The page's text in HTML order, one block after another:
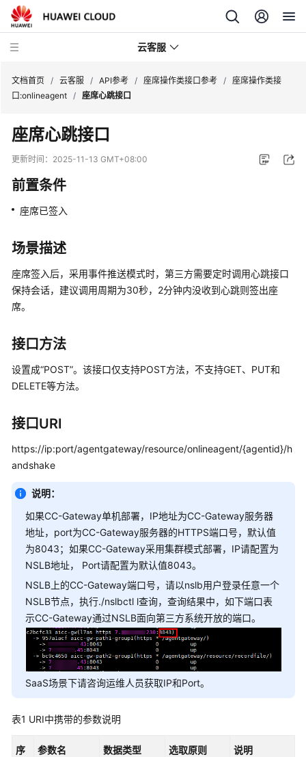
云客服
品
介
速
门
用
户
价
格
说
开
发
指
参
考
接
口
鉴
权
方
式
统
置
接
文档首页 / 云客服 / API参考 / 座席操作类接口参考 / 座席操作类接
口:onlineagent / 座席心跳接口
座席心跳接口
更新时间： 2025-11-13 GMT+08:00
前置条件
座席已签入
场景描述
座席签入后，采用事件推送模式时，第三方需要定时调用心跳接口
保持会话，建议调用周期为30秒，2分钟内没收到心跳则签出座
席。
接口方法
设置成“POST”。该接口仅支持POST方法，不支持GET、PUT和
DELETE等方法。
接口URI
https://ip:port/agentgateway/resource/onlineagent/{agentid}/h
andshake
说明：
如果CC-Gateway单机部署，IP地址为CC-Gateway服务器
地址，port为CC-Gateway服务器的HTTPS端口号，默认值
为8043；如果CC-Gateway采用集群模式部署，IP请配置为
NSLB地址， Port请配置为默认值8043。
NSLB上的CC-Gateway端口号，请以nslb用户登录任意一个
NSLB节点，执行./nslbctl l查询，查询结果中，如下端口表
示CC-Gateway通过NSLB面向第三方系统开放的端口。
SaaS场景下请咨询运维人员获取IP和Port。
表1 URI中携带的参数说明
序
参数名 数据类型 选取原则 说明